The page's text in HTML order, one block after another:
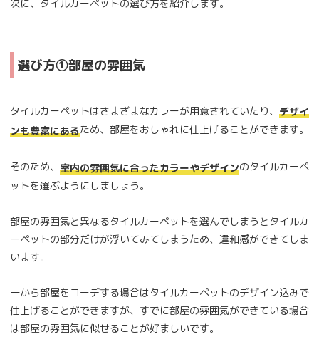
次に、タイルカーペットの選び方を紹介します。
選び方①部屋の雰囲気
タイルカーペットはさまざまなカラーが用意されていたり、 デザイ
ンも豊富にあるため、部屋をおしゃれに仕上げることができます。
そのため、 室内の雰囲気に合ったカラーやデザインのタイルカーペ
ットを選ぶようにしましょう。
部屋の雰囲気と異なるタイルカーペットを選んでしまうとタイルカ
ーペットの部分だけが浮いてみてしまうため、違和感ができてしま
います。
一から部屋をコーデする場合はタイルカーペットのデザイン込みで
仕上げることができますが、すでに部屋の雰囲気ができている場合
は部屋の雰囲気に似せることが好ましいです。